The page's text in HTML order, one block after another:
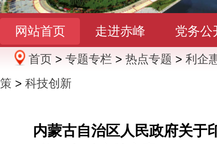
网站首页 走进赤峰 党务公
办事服务 政民互动 数据发
首页 > 专题专栏 > 热点专题 > 利企
策 > 科技创新
内蒙古自治区人民政府关于